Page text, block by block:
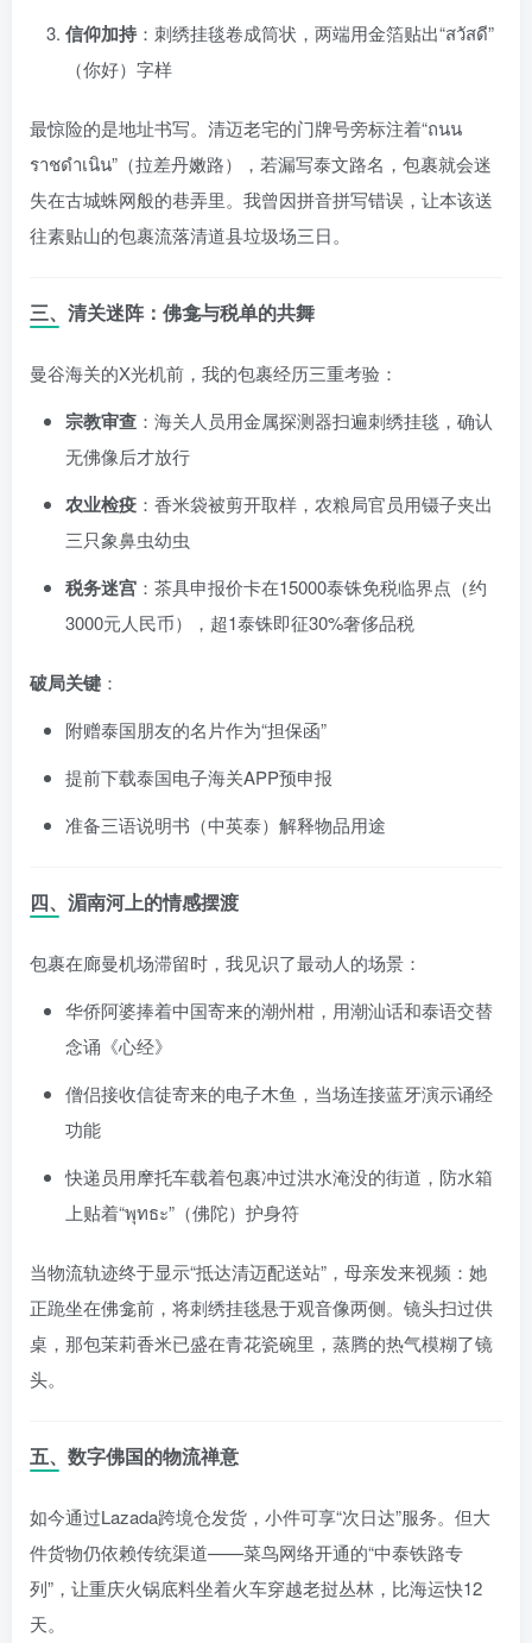
信仰加持：刺绣挂毯卷成筒状，两端用金箔贴出“สวัสดี”
（你好）字样
最惊险的是地址书写。清迈老宅的门牌号旁标注着“ถนน
ราชดำเนิน”（拉差丹嫩路），若漏写泰文路名，包裹就会迷
失在古城蛛网般的巷弄里。我曾因拼音拼写错误，让本该送
往素贴山的包裹流落清道县垃圾场三日。
三、清关迷阵：佛龛与税单的共舞
曼谷海关的X光机前，我的包裹经历三重考验：
宗教审查 ：海关人员用金属探测器扫遍刺绣挂毯，确认
无佛像后才放行
农业检疫 ：香米袋被剪开取样，农粮局官员用镊子夹出
三只象鼻虫幼虫
税务迷宫 ：茶具申报价卡在15000泰铢免税临界点（约
3000元人民币），超1泰铢即征30%奢侈品税
破局关键 ：
附赠泰国朋友的名片作为“担保函”
提前下载泰国电子海关APP预申报
准备三语说明书（中英泰）解释物品用途
四、湄南河上的情感摆渡
包裹在廊曼机场滞留时，我见识了最动人的场景：
华侨阿婆捧着中国寄来的潮州柑，用潮汕话和泰语交替
念诵《心经》
僧侣接收信徒寄来的电子木鱼，当场连接蓝牙演示诵经
功能
快递员用摩托车载着包裹冲过洪水淹没的街道，防水箱
上贴着“พุทธะ”（佛陀）护身符
当物流轨迹终于显示“抵达清迈配送站”，母亲发来视频：她
正跪坐在佛龛前，将刺绣挂毯悬于观音像两侧。镜头扫过供
桌，那包茉莉香米已盛在青花瓷碗里，蒸腾的热气模糊了镜
头。
五、数字佛国的物流禅意
如今通过Lazada跨境仓发货，小件可享“次日达”服务。但大
件货物仍依赖传统渠道——菜鸟网络开通的“中泰铁路专
列”，让重庆火锅底料坐着火车穿越老挝丛林，比海运快12
天。